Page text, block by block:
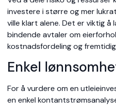
investere i større og mer
ville klart alene. Det er viktig å
bindende avtaler om
kostnadsfordeling og fremtidig
Enkel
For å vurdere om en
en enkel